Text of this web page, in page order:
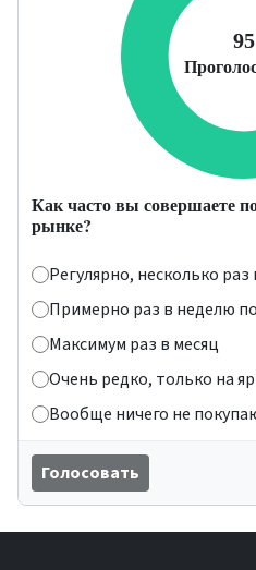
Как часто вы совершаете
рынке?
Регулярно, несколько
Примерно раз в неделю
Максимум раз в месяц
Очень редко, только на
Вообще ничего не
Голосовать